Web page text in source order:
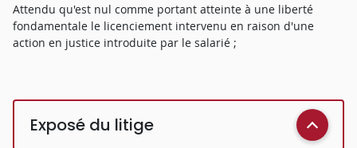
Attendu qu'est nul comme portant atteinte à une liberté
fondamentale le licenciement intervenu en raison d'une
action en justice introduite par le salarié ;
Exposé du litige